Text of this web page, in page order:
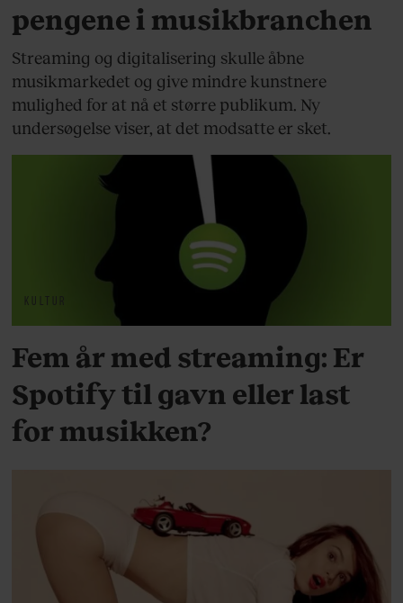
pengene i musikbranchen
Streaming og digitalisering skulle åbne
musikmarkedet og give mindre kunstnere
mulighed for at nå et større publikum. Ny
undersøgelse viser, at det modsatte er sket.
KULTUR
Fem år med streaming: Er
Spotify til gavn eller last
for musikken?